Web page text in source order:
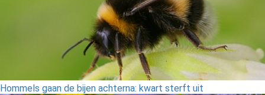
Hommels gaan de bijen achterna: kwart sterft uit